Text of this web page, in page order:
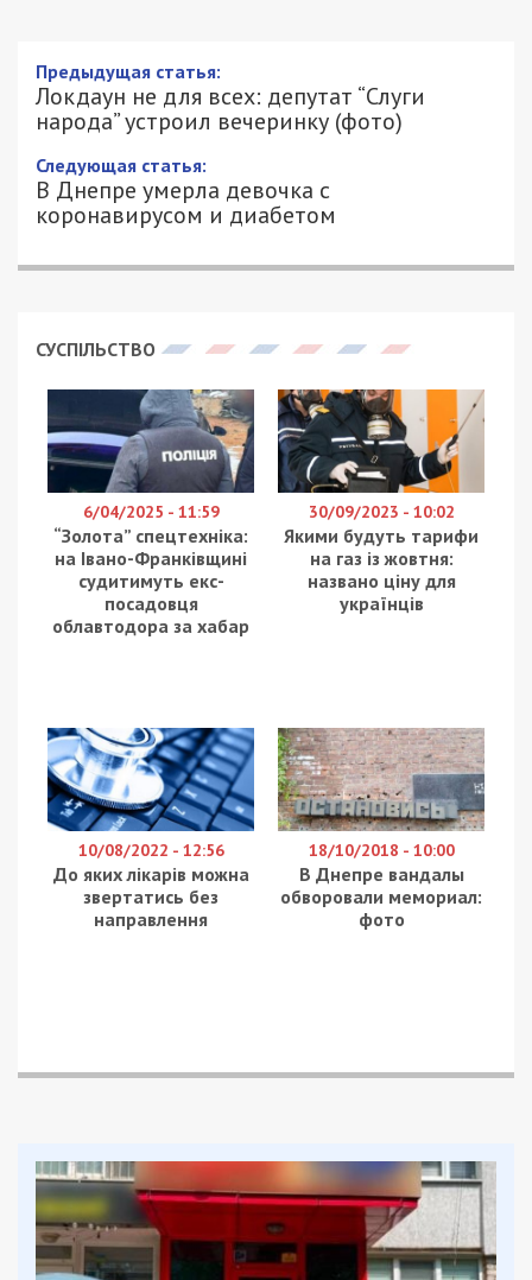
Предыдущая статья:
Локдаун не для всех: депутат “Слуги
народа” устроил вечеринку (фото)
Следующая статья:
В Днепре умерла девочка с
коронавирусом и диабетом
СУСПІЛЬСТВО
6/04/2025 - 11:59
“Золота” спецтехніка:
на Івано-Франківщині
судитимуть екс-
посадовця
облавтодора за хабар
30/09/2023 - 10:02
Якими будуть тарифи
на газ із жовтня:
названо ціну для
українців
10/08/2022 - 12:56
До яких лікарів можна
звертатись без
направлення
18/10/2018 - 10:00
В Днепре вандалы
обворовали мемориал:
фото